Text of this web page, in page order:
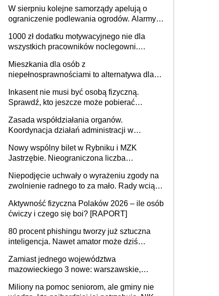
W sierpniu kolejne samorządy apelują o
ograniczenie podlewania ogrodów. Alarmy w
może objąć cały kraj
1000 zł dodatku motywacyjnego nie dla
wszystkich pracowników noclegowni.
Mieszkania dla osób z
niepełnosprawnościami to alternatywa dla
samodzielnie lub z rodziną
Inkasent nie musi być osobą fizyczną.
Sprawdź, kto jeszcze może pobierać
Zasada współdziałania organów.
Koordynacja działań administracji w
Nowy wspólny bilet w Rybniku i MZK
Jastrzębie. Nieograniczona liczba
Niepodjęcie uchwały o wyrażeniu zgody na
zwolnienie radnego to za mało. Rady wciąż
rozstrzygać sprawy
Aktywność fizyczna Polaków 2026 – ile osób
ćwiczy i czego się boi? [RAPORT]
80 procent phishingu tworzy już sztuczna
inteligencja. Nawet amator może dziś
Zamiast jednego województwa
mazowieckiego 3 nowe: warszawskie,
Europie nie ma tak dużych jednostek
Miliony na pomoc seniorom, ale gminy nie